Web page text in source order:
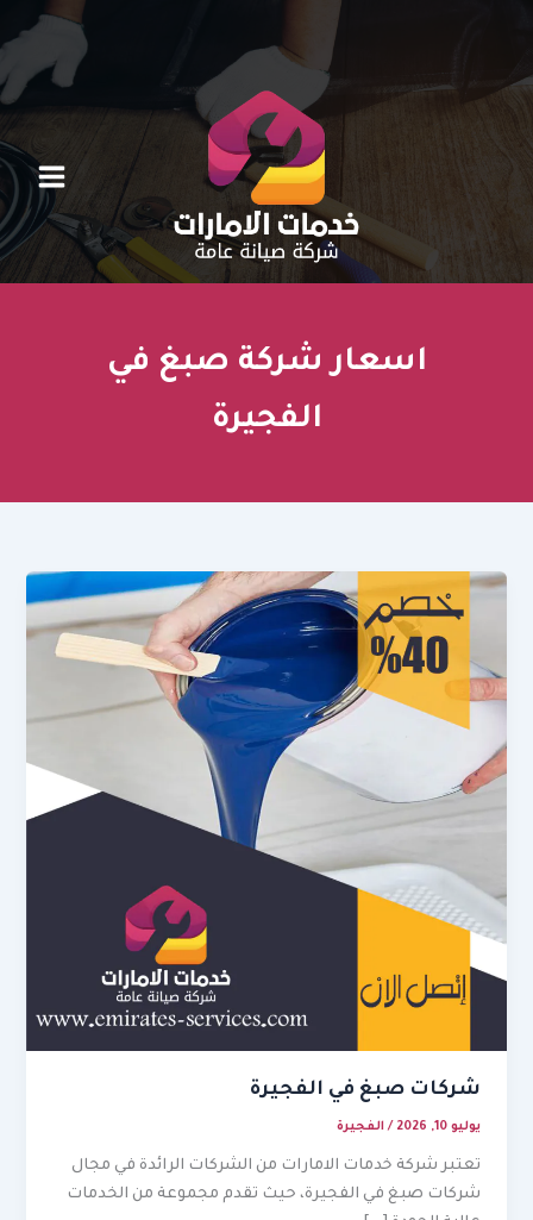
اسعار شركة صبغ في
الفجيرة
شركات صبغ في الفجيرة
يوليو 10, 2026 /الفجيرة
تعتبر شركة خدمات الامارات من الشركات الرائدة في مجال
شركات صبغ في الفجيرة، حيث تقدم مجموعة من الخدمات